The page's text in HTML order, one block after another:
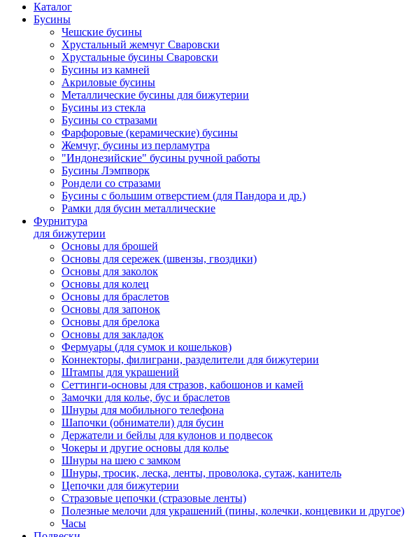
Каталог
Бусины
Чешские бусины
Хрустальный жемчуг Сваровски
Хрустальные бусины Сваровски
Бусины из камней
Акриловые бусины
Металлические бусины для бижутерии
Бусины из стекла
Бусины со стразами
Фарфоровые (керамические) бусины
Жемчуг, бусины из перламутра
"Индонезийские" бусины ручной работы
Бусины Лэмпворк
Рондели со стразами
Бусины с большим отверстием (для Пандора и др.)
Рамки для бусин металлические
Фурнитура
для бижутерии
Основы для брошей
Основы для сережек (швензы, гвоздики)
Основы для заколок
Основы для колец
Основы для браслетов
Основы для запонок
Основы для брелока
Основы для закладок
Фермуары (для сумок и кошельков)
Коннекторы, филиграни, разделители для бижутерии
Штампы для украшений
Сеттинги-основы для стразов, кабошонов и камей
Замочки для колье, бус и браслетов
Шнуры для мобильного телефона
Шапочки (обниматели) для бусин
Держатели и бейлы для кулонов и подвесок
Чокеры и другие основы для колье
Шнуры на шею с замком
Шнуры, тросик, леска, ленты, проволока, сутаж, канитель
Цепочки для бижутерии
Стразовые цепочки (стразовые ленты)
Полезные мелочи для украшений (пины, колечки, концевики и другое)
Часы